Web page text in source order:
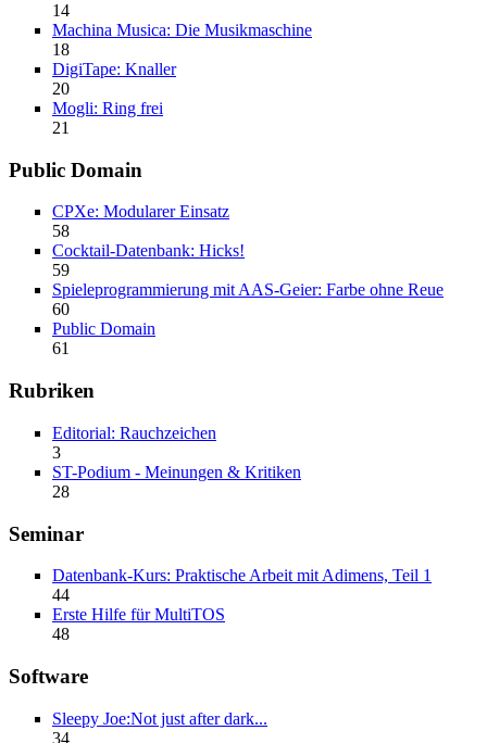
14
Machina Musica: Die Musikmaschine
18
DigiTape: Knaller
20
Mogli: Ring frei
21
Public Domain
CPXe: Modularer Einsatz
58
Cocktail-Datenbank: Hicks!
59
Spieleprogrammierung mit AAS-Geier: Farbe ohne Reue
60
Public Domain
61
Rubriken
Editorial: Rauchzeichen
3
ST-Podium - Meinungen & Kritiken
28
Seminar
Datenbank-Kurs: Praktische Arbeit mit Adimens, Teil 1
44
Erste Hilfe für MultiTOS
48
Software
Sleepy Joe:Not just after dark...
34